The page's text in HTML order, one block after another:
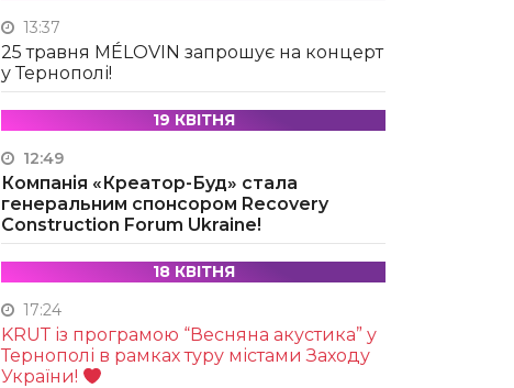
13:37
25 травня MÉLOVIN запрошує на концерт
у Тернополі!
19 КВІТНЯ
12:49
Компанія «Креатор-Буд» стала
генеральним спонсором Recovery
Construction Forum Ukraine!
18 КВІТНЯ
17:24
KRUТ із програмою “Весняна акустика” у
Тернополі в рамках туру містами Заходу
України!